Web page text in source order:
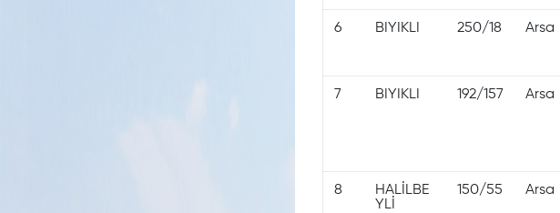
6 BIYIKLI 250/18 Arsa
7 BIYIKLI 192/157 Arsa
8
HALİLBE
YLİ
150/55 Arsa